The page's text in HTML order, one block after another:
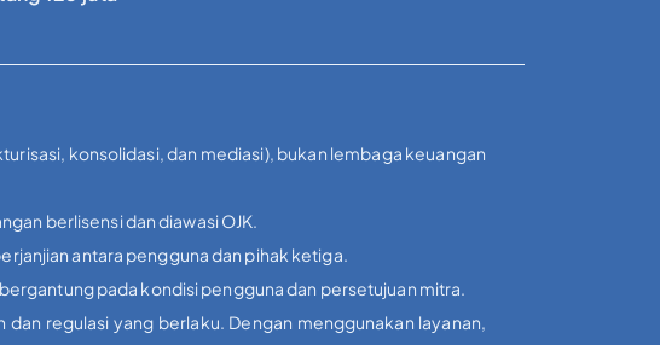
konsolidasi, dan mediasi), bukan lembaga keuangan
berlisensi dan diawasi OJK.
antara pengguna dan pihak ketiga.
pada kondisi pengguna dan persetujuan mitra.
regulasi yang berlaku. Dengan menggunakan layanan,